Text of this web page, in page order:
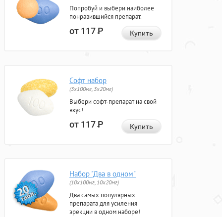
Попробуй и выбери наиболее
понравившийся препарат.
от 117Р Купить
Софт набор
(3x100мг, 3x20мг)
Выбери софт-препарат на свой
вкус!
от 117Р Купить
Набор "Два в одном"
(10x100мг, 10x20мг)
Два самых популярных
препарата для усиления
эрекции в одном наборе!